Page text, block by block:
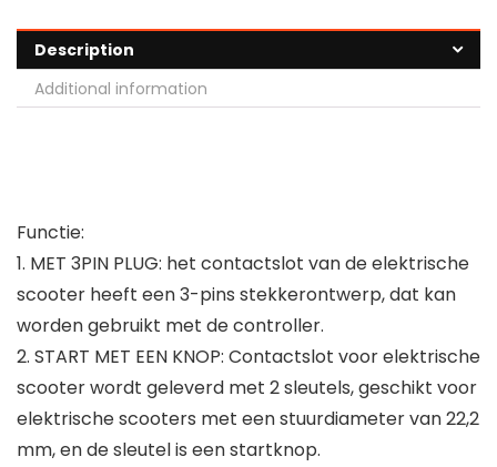
Description
Additional information
Functie:
1. MET 3PIN PLUG: het contactslot van de elektrische
scooter heeft een 3-pins stekkerontwerp, dat kan
worden gebruikt met de controller.
2. START MET EEN KNOP: Contactslot voor elektrische
scooter wordt geleverd met 2 sleutels, geschikt voor
elektrische scooters met een stuurdiameter van 22,2
mm, en de sleutel is een startknop.